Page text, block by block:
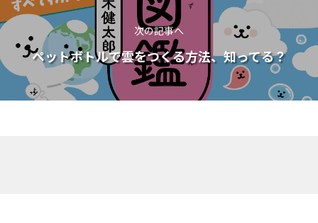
次の記事へ
ペットボトルで雲をつくる方法、知ってる？